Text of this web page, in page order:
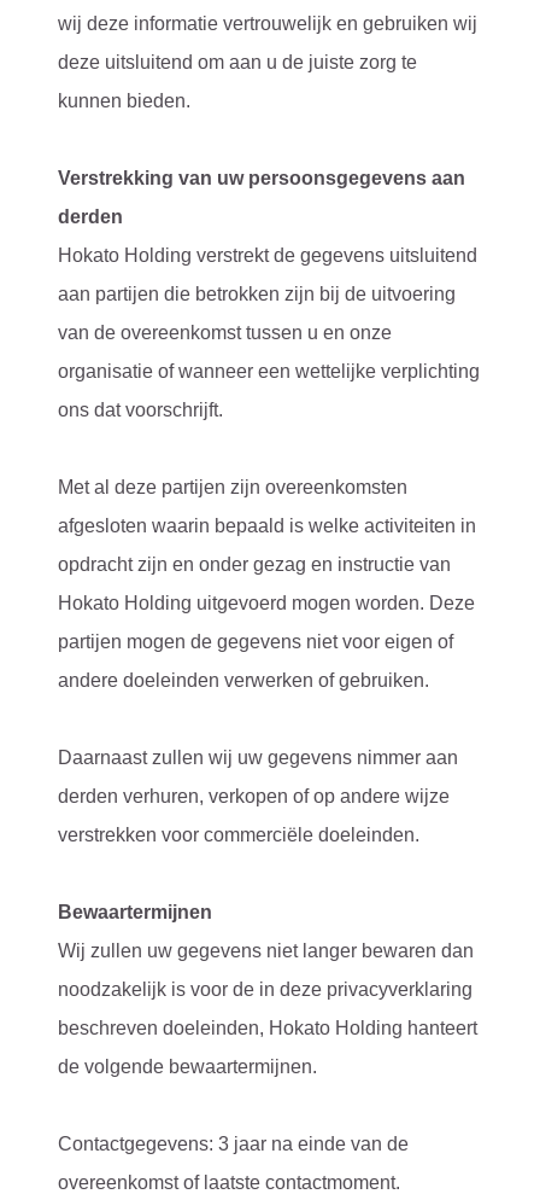
wij deze informatie vertrouwelijk en gebruiken wij
deze uitsluitend om aan u de juiste zorg te
kunnen bieden.
Verstrekking van uw persoonsgegevens aan
derden
Hokato Holding verstrekt de gegevens uitsluitend
aan partijen die betrokken zijn bij de uitvoering
van de overeenkomst tussen u en onze
organisatie of wanneer een wettelijke verplichting
ons dat voorschrijft.
Met al deze partijen zijn overeenkomsten
afgesloten waarin bepaald is welke activiteiten in
opdracht zijn en onder gezag en instructie van
Hokato Holding uitgevoerd mogen worden. Deze
partijen mogen de gegevens niet voor eigen of
andere doeleinden verwerken of gebruiken.
Daarnaast zullen wij uw gegevens nimmer aan
derden verhuren, verkopen of op andere wijze
verstrekken voor commerciële doeleinden.
Bewaartermijnen
Wij zullen uw gegevens niet langer bewaren dan
noodzakelijk is voor de in deze privacyverklaring
beschreven doeleinden, Hokato Holding hanteert
de volgende bewaartermijnen.
Contactgegevens: 3 jaar na einde van de
overeenkomst of laatste contactmoment.